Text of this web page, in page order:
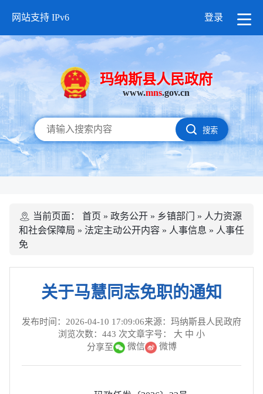
网站支持 IPv6 登录
玛纳斯县人民政府
www.mns.gov.cn
搜索
当前页面： 首页 » 政务公开 » 乡镇部门 » 人力资源
和社会保障局 » 法定主动公开内容 » 人事信息 » 人事任
免
关于马慧同志免职的通知
发布时间：2026-04-10 17:09:06来源：玛纳斯县人民政府
浏览次数： 443 次文章字号： 大 中 小
分享至
微信 微博